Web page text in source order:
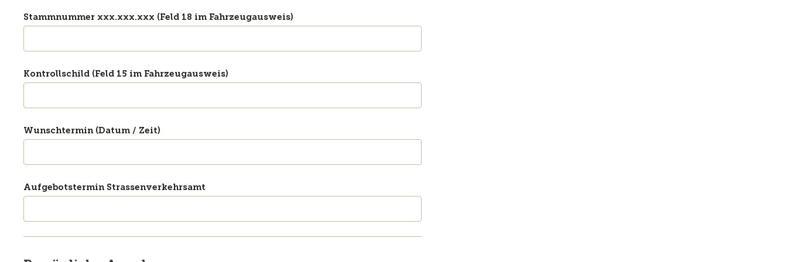
Stammnummer xxx.xxx.xxx (Feld 18 im Fahrzeugausweis)
Kontrollschild (Feld 15 im Fahrzeugausweis)
Wunschtermin (Datum / Zeit)
Aufgebotstermin Strassenverkehrsamt